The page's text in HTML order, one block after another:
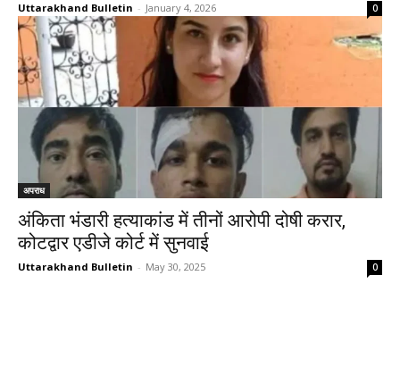
Uttarakhand Bulletin - January 4, 2026 0
अपराध
अंकिता भंडारी हत्याकांड में तीनों आरोपी दोषी करार,
कोटद्वार एडीजे कोर्ट में सुनवाई
Uttarakhand Bulletin - May 30, 2025 0